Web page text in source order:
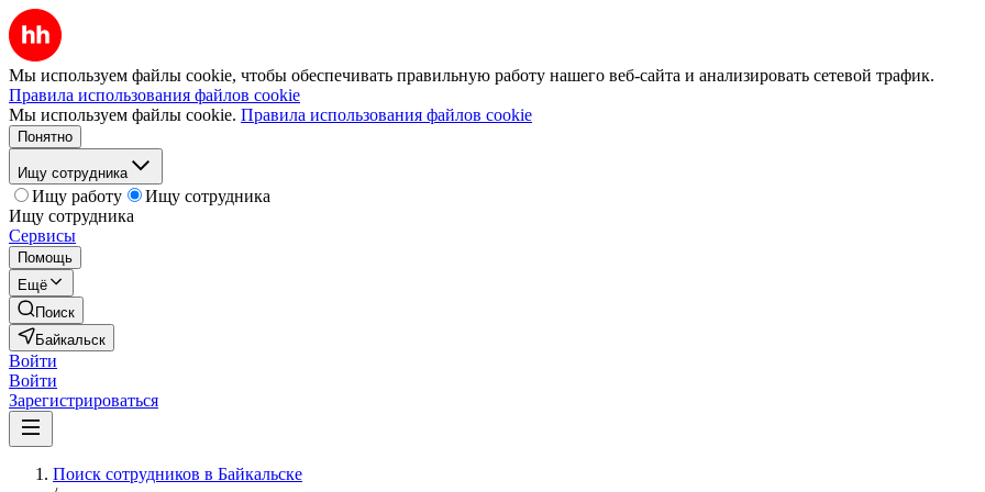
Мы используем файлы cookie, чтобы обеспечивать правильную работу нашего веб-сайта и анализировать сетевой трафик.
Правила использования файлов cookie
Мы используем файлы cookie. Правила использования файлов cookie
Понятно
Ищу сотрудника
Ищу работу
Ищу сотрудника
Ищу сотрудника
Сервисы
Помощь
Ещё
Поиск
Байкальск
Войти
Войти
Зарегистрироваться
Поиск сотрудников в Байкальске